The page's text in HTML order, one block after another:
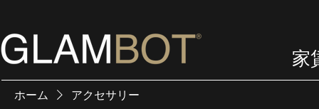
家
ホーム アクセサリー